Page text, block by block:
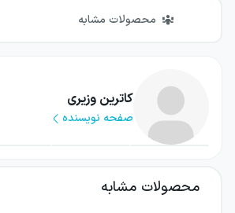
محصولات مشابه
کاترین وزیری
صفحه نویسنده
محصولات مشابه